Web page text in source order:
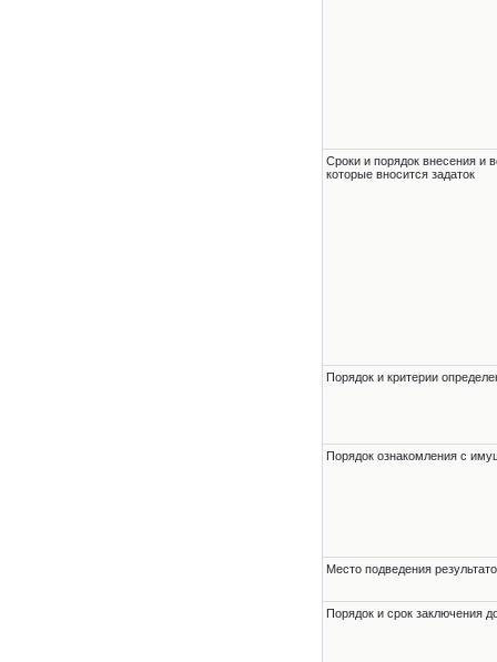
Сроки и порядок внесения и
которые вносится задаток
Порядок и критерии
Порядок ознакомления с
Место подведения
Порядок и срок заключения